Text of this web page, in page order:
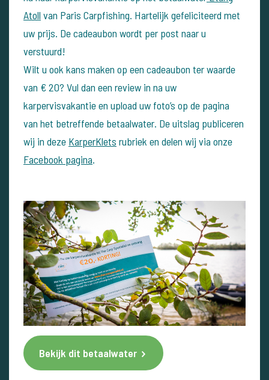
Atoll van Paris Carpfishing. Hartelijk gefeliciteerd met
uw prijs. De cadeaubon wordt per post naar u
verstuurd!
Wilt u ook kans maken op een cadeaubon ter waarde
van € 20? Vul dan een review in na uw
karpervisvakantie en upload uw foto’s op de pagina
van het betreffende betaalwater. De uitslag publiceren
wij in deze KarperKlets rubriek en delen wij via onze
Facebook pagina.
Bekijk dit betaalwater